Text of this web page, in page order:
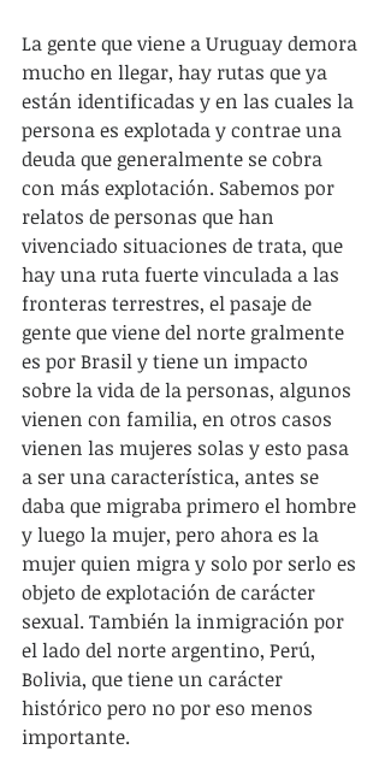
La gente que viene a Uruguay demora
mucho en llegar, hay rutas que ya
están identificadas y en las cuales la
persona es explotada y contrae una
deuda que generalmente se cobra
con más explotación. Sabemos por
relatos de personas que han
vivenciado situaciones de trata, que
hay una ruta fuerte vinculada a las
fronteras terrestres, el pasaje de
gente que viene del norte gralmente
es por Brasil y tiene un impacto
sobre la vida de la personas, algunos
vienen con familia, en otros casos
vienen las mujeres solas y esto pasa
a ser una característica, antes se
daba que migraba primero el hombre
y luego la mujer, pero ahora es la
mujer quien migra y solo por serlo es
objeto de explotación de carácter
sexual. También la inmigración por
el lado del norte argentino, Perú,
Bolivia, que tiene un carácter
histórico pero no por eso menos
importante.